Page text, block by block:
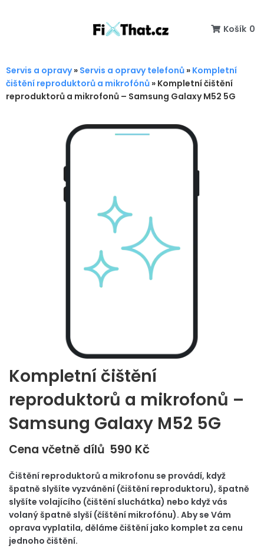
Košík 0
Servis a opravy» Servis a opravy telefonů » Kompletní
čištění reproduktorů a mikrofónů » Kompletní čištění
reproduktorů a mikrofonů – Samsung Galaxy M52 5G
Kompletní čištění
reproduktorů a mikrofonů –
Samsung Galaxy M52 5G
Cena včetně dílů 590 Kč
Čištění reproduktorů a mikrofonu se provádí, když
špatně slyšíte vyzvánění (čištění reproduktoru), špatně
slyšíte volajícího (čištění sluchátka) nebo když vás
volaný špatně slyší (číštění mikrofónu). Aby se Vám
oprava vyplatila, děláme čištění jako komplet za cenu
jednoho čištění.